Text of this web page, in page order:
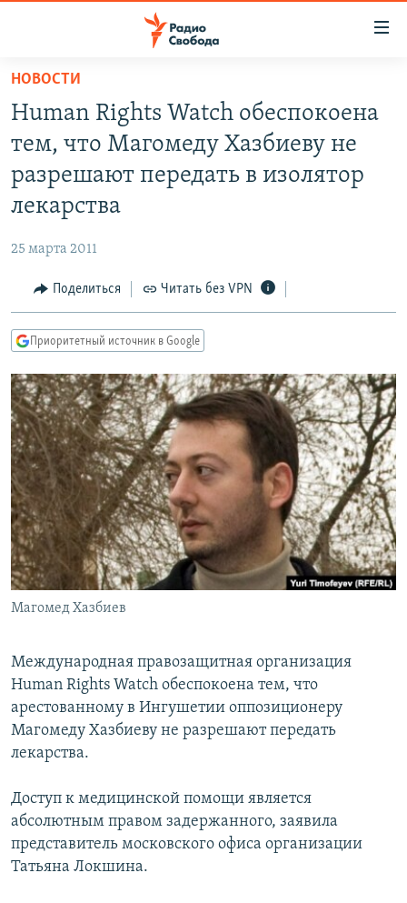
упрощенного
доступа
основному
содержанию
Вернутся
навигации
Вернутся
КУЛЬТУРА
IDEL.РЕАЛИИ
КАВКАЗ.РЕАЛИИ
СИБИРЬ.РЕАЛИИ
РАСПИСАНИЕ ВЕЩАНИЯ
ПОДПИШИТЕСЬ НА РАССЫЛКУ
СОЦИАЛЬНЫЕ СЕТИ
НОВОСТИ
Human Rights Watch обеспокоена
тем, что Магомеду Хазбиеву не
разрешают передать в изолятор
лекарства
25 марта 2011
Поделиться Читать без VPN
Приоритетный источник в Google
Магомед Хазбиев
Международная правозащитная организация
Human Rights Watch обеспокоена тем, что
арестованному в Ингушетии оппозиционеру
Магомеду Хазбиеву не разрешают передать
лекарства.
Доступ к медицинской помощи является
абсолютным правом задержанного, заявила
представитель московского офиса организации
Татьяна Локшина.